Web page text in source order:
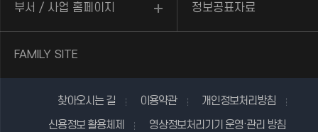
부서 / 사업 홈페이지 정보공표자료
FAMILY SITE
찾아오시는 길 이용약관
개인정보처리방침
신용정보 활용체제
영상정보처리기기 운영·관리 방침